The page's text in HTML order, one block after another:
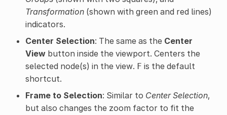
Transformation(shown with green and red lines)
indicators.
Center Selection: The same as the Center
Viewbutton inside the viewport. Centers the
selected node(s) in the view. F is the default
shortcut.
Frame to Selection: Similar to Center Selection,
but also changes the zoom factor to fit the